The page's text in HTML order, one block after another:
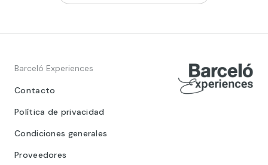
Barceló Experiences
Contacto
Política de privacidad
Condiciones generales
Proveedores